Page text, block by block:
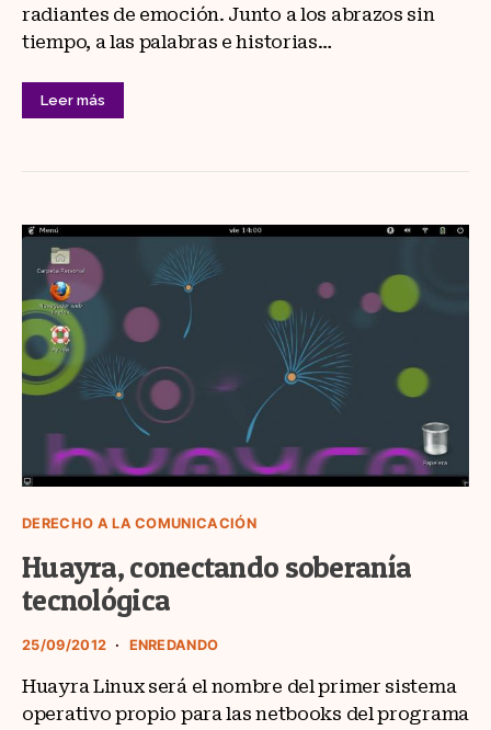
radiantes de emoción. Junto a los abrazos sin
tiempo, a las palabras e historias…
Leer más
DERECHO A LA COMUNICACIÓN
Huayra, conectando soberanía
tecnológica
25/09/2012 ENREDANDO
Huayra Linux será el nombre del primer sistema
operativo propio para las netbooks del programa